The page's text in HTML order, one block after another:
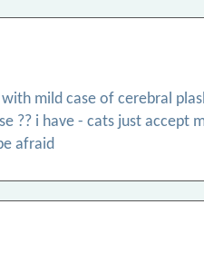
mild case of cerebral
?? i have - cats just accept
afraid